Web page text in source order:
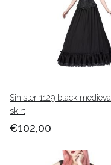
Sinister 1129 black medieval
skirt
€102,00